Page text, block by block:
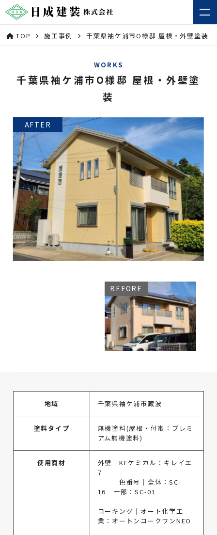
TOP 施工事例 千葉県袖ケ浦市O様邸 屋根・外壁塗装
WORKS
千葉県袖ケ浦市O様邸 屋根・外壁塗
装
地域 千葉県袖ケ浦市蔵波
塗料タイプ
無機塗料(屋根・付帯：プレミ
アム無機塗料)
使用商材
外壁｜KFケミカル：キレイエ
7
色番号｜全体：SC-
16 一部：SC-01
コーキング｜オート化学工
業：オートンコークワンNEO